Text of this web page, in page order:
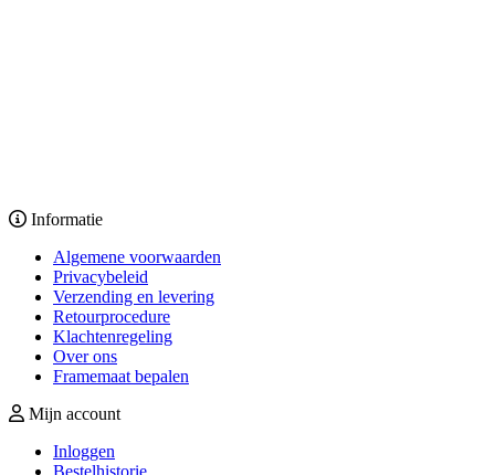
Informatie
Algemene voorwaarden
Privacybeleid
Verzending en levering
Retourprocedure
Klachtenregeling
Over ons
Framemaat bepalen
Mijn account
Inloggen